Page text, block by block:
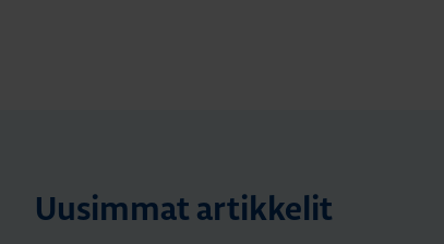
Uusimmat artikkelit